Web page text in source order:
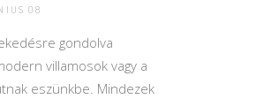
08
gondolva
villamosok vagy a
eszünkbe. Mindezek